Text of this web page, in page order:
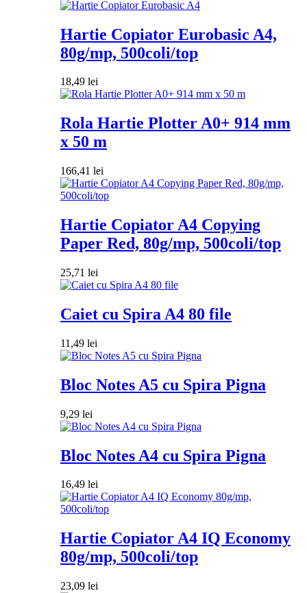
Hartie Copiator Eurobasic A4,
80g/mp, 500coli/top
18,49 lei
Rola Hartie Plotter A0+ 914 mm
x 50 m
166,41 lei
Hartie Copiator A4 Copying
Paper Red, 80g/mp, 500coli/top
25,71 lei
Caiet cu Spira A4 80 file
11,49 lei
Bloc Notes A5 cu Spira Pigna
9,29 lei
Bloc Notes A4 cu Spira Pigna
16,49 lei
Hartie Copiator A4 IQ Economy
80g/mp, 500coli/top
23,09 lei